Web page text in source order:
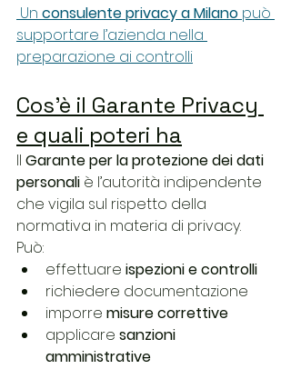
Un consulente privacy a Milano può
supportare l’azienda nella
preparazione ai controlli
Cos’è il Garante Privacy
e quali poteri ha
Il Garante per la protezione dei dati
personali è l’autorità indipendente
che vigila sul rispetto della
normativa in materia di privacy.
Può:
effettuare ispezioni e controlli
richiedere documentazione
imporre misure correttive
applicare sanzioni
amministrative